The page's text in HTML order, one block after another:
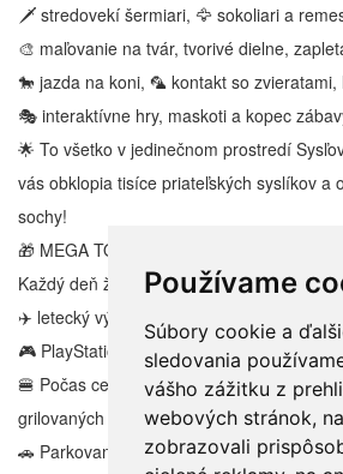
Používame
Súbory cookie a
sledovania
vášho zážitku z
webových stránok,
zobrazovali
🗡️ stredovekí šermiari, 🦅 sokoliari a
🎨 maľovanie na tvár, tvorivé dielne,
🐎 jazda na koni, 🦜 kontakt so
🎭 interaktívne hry, maskoti a kopec
🌟 To všetko v jedinečnom prostredí
vás obklopia tisíce priateľských syslíkov a
sochy!
🎁 MEGA TOMBOLA SNOV
Každý deň žrebovanie o fantastické ceny:
✈️ letecký výlet do Londýna + Warner Bros.
🎮 PlayStation, 🚜 bager a množstvo
🍔 Počas celého dňa je pripravená
grilovaných špecialít až po sladké
🚗 Parkovanie + kyvadlová doprava